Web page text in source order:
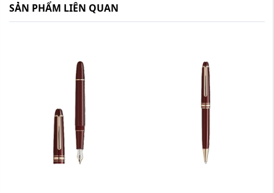
SẢN PHẨM LIÊN QUAN